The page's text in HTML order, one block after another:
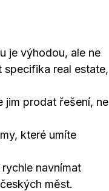
je výhodou, ale ne
real estate,
jim prodat řešení, ne
které umíte
navnímat
měst.